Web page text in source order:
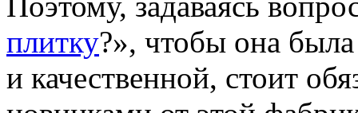
плитку?», чтобы она
и качественной, стоит